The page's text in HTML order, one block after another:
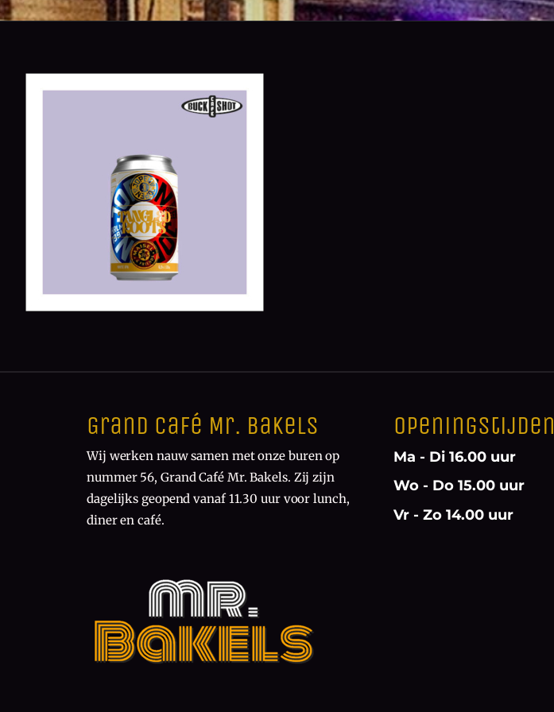
Grand Café Mr. Bakels
Wij werken nauw samen met onze buren op
nummer 56, Grand Café Mr. Bakels. Zij zijn
dagelijks geopend vanaf 11.30 uur voor lunch,
diner en café.
Openingstijden
Ma - Di 16.00 uur
Wo - Do 15.00 uur
Vr - Zo 14.00 uur